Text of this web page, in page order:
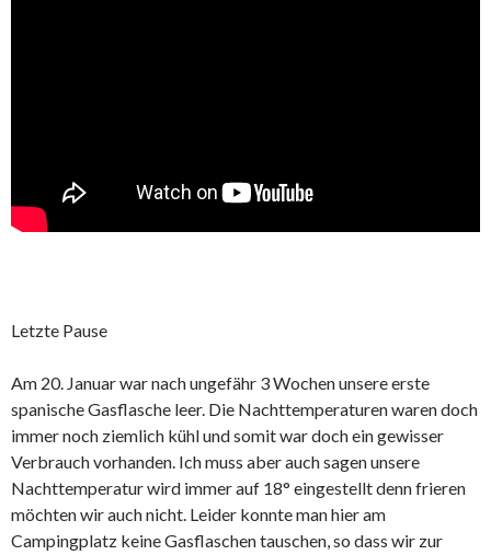
Letzte Pause
Am 20. Januar war nach ungefähr 3 Wochen unsere erste
spanische Gasflasche leer. Die Nachttemperaturen waren doch
immer noch ziemlich kühl und somit war doch ein gewisser
Verbrauch vorhanden. Ich muss aber auch sagen unsere
Nachttemperatur wird immer auf 18° eingestellt denn frieren
möchten wir auch nicht. Leider konnte man hier am
Campingplatz keine Gasflaschen tauschen, so dass wir zur